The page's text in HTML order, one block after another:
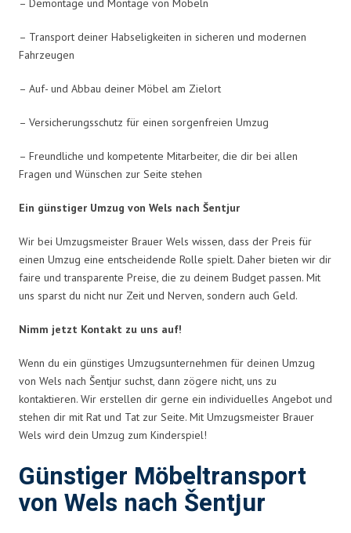
– Demontage und Montage von Möbeln
– Transport deiner Habseligkeiten in sicheren und modernen
Fahrzeugen
– Auf- und Abbau deiner Möbel am Zielort
– Versicherungsschutz für einen sorgenfreien Umzug
– Freundliche und kompetente Mitarbeiter, die dir bei allen
Fragen und Wünschen zur Seite stehen
Ein günstiger Umzug von Wels nach Šentjur
Wir bei Umzugsmeister Brauer Wels wissen, dass der Preis für
einen Umzug eine entscheidende Rolle spielt. Daher bieten wir dir
faire und transparente Preise, die zu deinem Budget passen. Mit
uns sparst du nicht nur Zeit und Nerven, sondern auch Geld.
Nimm jetzt Kontakt zu uns auf!
Wenn du ein günstiges Umzugsunternehmen für deinen Umzug
von Wels nach Šentjur suchst, dann zögere nicht, uns zu
kontaktieren. Wir erstellen dir gerne ein individuelles Angebot und
stehen dir mit Rat und Tat zur Seite. Mit Umzugsmeister Brauer
Wels wird dein Umzug zum Kinderspiel!
Günstiger Möbeltransport
von Wels nach Šentjur